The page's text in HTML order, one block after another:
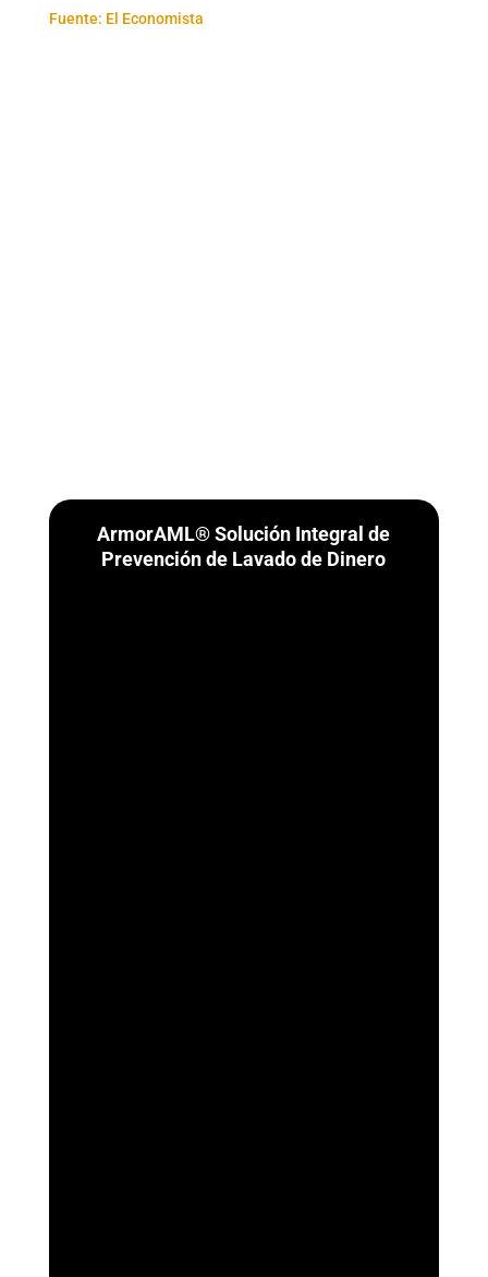
Fuente: El Economista
ArmorAML® Solución Integral de
Prevención de Lavado de Dinero